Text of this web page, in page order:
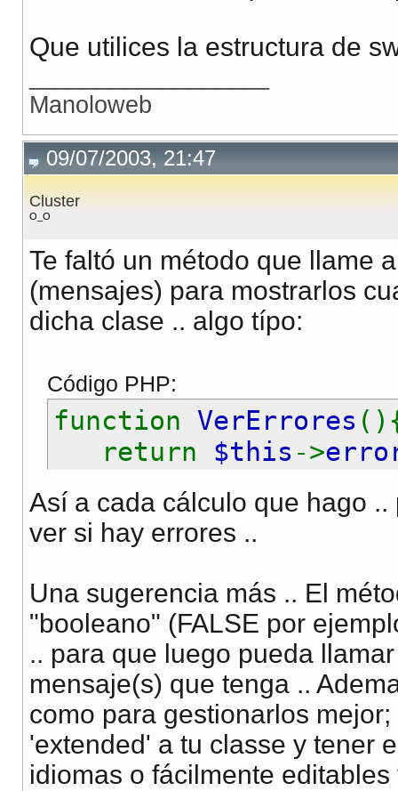
if($this->
$this->
}elseif(
$this->
}elseif($this->
}elseif(
$this
if($this ->
$this->
}else{
}
}elseif($this->
if( $this->
$this->
}else{
}
}else{
$this ->error
}
if(!empty($this->
$this->error
Que utilices la estructura de
Manoloweb
09/07/2003, 21:47
Cluster
O_O
Te faltó un método que llame
(mensajes) para mostrarlos
dicha clase .. algo típo:
Código PHP:
function VerErrores
return $this ->
}
Así a cada cálculo que hago
ver si hay errores ..
Una sugerencia más .. El
"booleano" (FALSE por
.. para que luego pueda
mensaje(s) que tenga ..
como para gestionarlos
'extended' a tu classe y tener
idiomas o fácilmente